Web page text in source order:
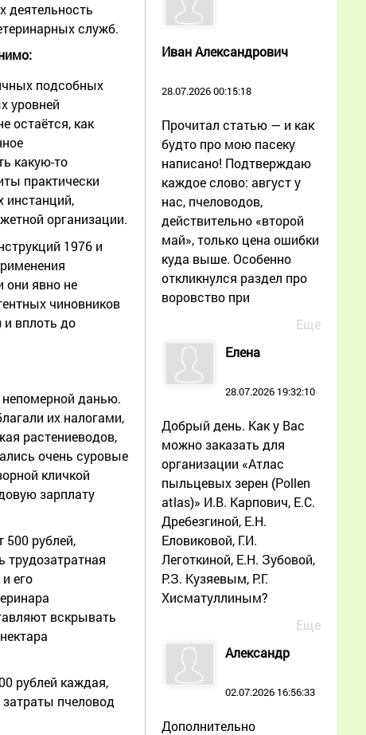
деятельность
служб.
подсобных
уровней
остаётся, как
какую-то
практически
инстанций,
организации.
1976 и
они явно не
чиновников
вплоть до
непомерной данью.
их налогами,
растениеводов,
очень суровые
кличкой
зарплату
рублей,
трудозатратная
его
вскрывать
рублей каждая,
пчеловод
Иван Александрович
28.07.2026 00:15:18
Прочитал статью — и как
будто про мою пасеку
написано! Подтверждаю
каждое слово: август у
нас, пчеловодов,
действительно «второй
май», только цена ошибки
куда выше. Особенно
откликнулся раздел про
воровство при
Еще
Елена
28.07.2026 19:32:10
Добрый день. Как у Вас
можно заказать для
организации «Атлас
пыльцевых зерен (Pollen
atlas)» И.В. Карпович, Е.С.
Дребезгиной, Е.Н.
Еловиковой, Г.И.
Леготкиной, Е.Н. Зубовой,
Р.З. Кузяевым, Р.Г.
Хисматуллиным?
Еще
Александр
02.07.2026 16:56:33
Дополнительно